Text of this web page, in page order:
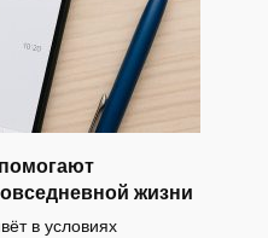
жизни
в условиях